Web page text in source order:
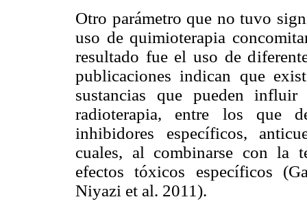
Otro parámetro que no tuvo
uso de quimioterapia
resultado fue el uso de
publicaciones indican que
sustancias que pueden
radioterapia, entre los que
inhibidores específicos,
cuales, al combinarse con la
efectos tóxicos específicos
Niyazi et al. 2011).